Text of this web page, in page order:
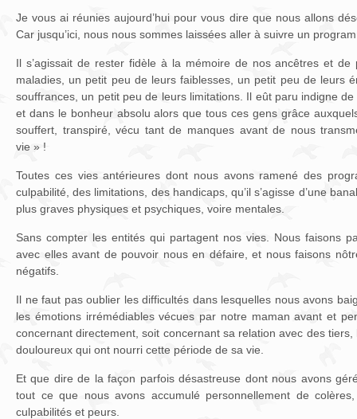
Je vous ai réunies aujourd’hui pour vous dire que nous allons
Car jusqu’ici, nous nous sommes laissées aller à suivre un
Il s’agissait de rester fidèle à la mémoire de nos ancêtres et
maladies, un petit peu de leurs faiblesses, un petit peu de leurs
souffrances, un petit peu de leurs limitations. Il eût paru indigne de
et dans le bonheur absolu alors que tous ces gens grâce
souffert, transpiré, vécu tant de manques avant de nous
vie » !
Toutes ces vies antérieures dont nous avons ramené des
culpabilité, des limitations, des handicaps, qu’il s’agisse d’une
plus graves physiques et psychiques, voire mentales.
Sans compter les entités qui partagent nos vies. Nous faisons
avec elles avant de pouvoir nous en défaire, et nous faisons
négatifs.
Il ne faut pas oublier les difficultés dans lesquelles nous avons
les émotions irrémédiables vécues par notre maman avant et
concernant directement, soit concernant sa relation avec des
douloureux qui ont nourri cette période de sa vie.
Et que dire de la façon parfois désastreuse dont nous avons
tout ce que nous avons accumulé personnellement de
culpabilités et peurs.